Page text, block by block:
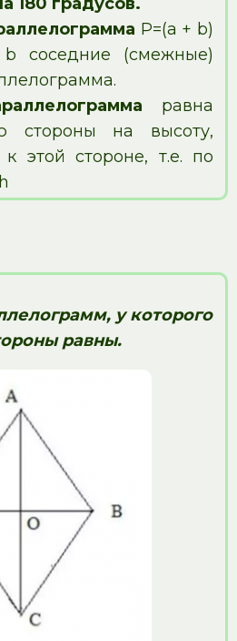
Р=(а + b)
соседние (смежные)
равна
стороны на высоту,
этой стороне, т.е. по
у которого
равны.